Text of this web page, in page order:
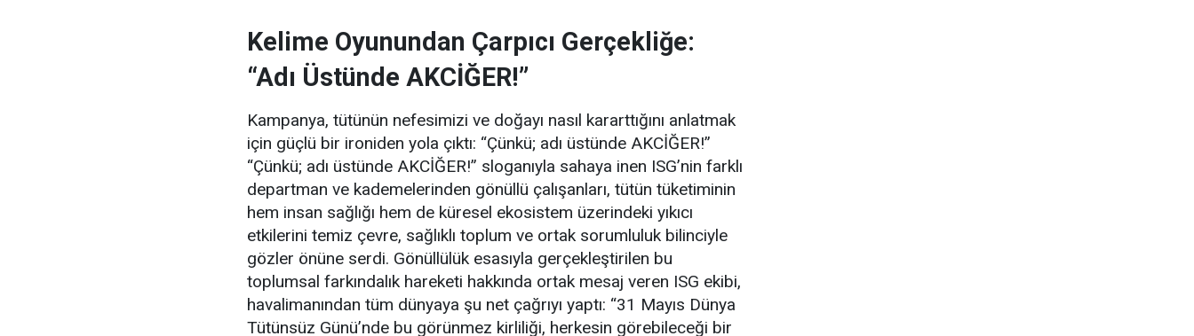
Kelime Oyunundan Çarpıcı Gerçekliğe:
“Adı Üstünde AKCİĞER!”
Kampanya, tütünün nefesimizi ve doğayı nasıl kararttığını anlatmak
için güçlü bir ironiden yola çıktı: “Çünkü; adı üstünde AKCİĞER!”
“Çünkü; adı üstünde AKCİĞER!” sloganıyla sahaya inen ISG’nin farklı
departman ve kademelerinden gönüllü çalışanları, tütün tüketiminin
hem insan sağlığı hem de küresel ekosistem üzerindeki yıkıcı
etkilerini temiz çevre, sağlıklı toplum ve ortak sorumluluk bilinciyle
gözler önüne serdi. Gönüllülük esasıyla gerçekleştirilen bu
toplumsal farkındalık hareketi hakkında ortak mesaj veren ISG ekibi,
havalimanından tüm dünyaya şu net çağrıyı yaptı: “31 Mayıs Dünya
Tütünsüz Günü’nde bu görünmez kirliliği, herkesin görebileceği bir